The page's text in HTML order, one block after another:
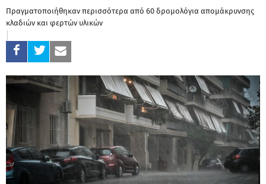
Πραγματοποιήθηκαν περισσότερα από 60 δρομολόγια απομάκρυνσης
κλαδιών και φερτών υλικών